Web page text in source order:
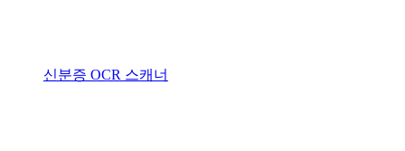
신분증 OCR 스캐너